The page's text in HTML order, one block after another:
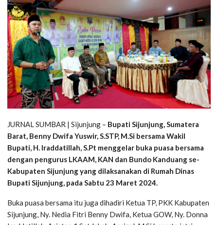
JURNAL SUMBAR | Sijunjung – Bupati Sijunjung, Sumatera
Barat, Benny Dwifa Yuswir, S.STP, M.Si bersama Wakil
Bupati, H. Iraddatillah, S.Pt menggelar buka puasa bersama
dengan pengurus LKAAM, KAN dan Bundo Kanduang se-
Kabupaten Sijunjung yang dilaksanakan di Rumah Dinas
Bupati Sijunjung, pada Sabtu 23 Maret 2024.
Buka puasa bersama itu juga dihadiri Ketua TP, PKK Kabupaten
Sijunjung, Ny. Nedia Fitri Benny Dwifa, Ketua GOW, Ny. Donna